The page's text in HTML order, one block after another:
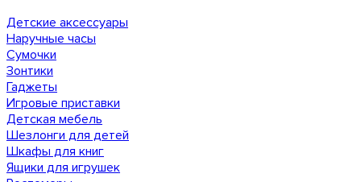
Детские аксессуары
Наручные часы
Сумочки
Зонтики
Гаджеты
Игровые приставки
Детская мебель
Шезлонги для детей
Шкафы для книг
Ящики для игрушек